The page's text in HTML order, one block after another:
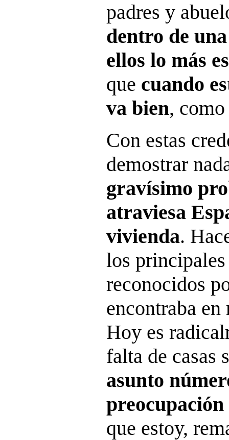
padres y
dentro de
ellos lo más
que cuando
va bien, como
Con estas
demostrar
gravísimo
atraviesa
vivienda.
los
reconocidos
encontraba
Hoy es
falta de casas
asunto
que estoy,